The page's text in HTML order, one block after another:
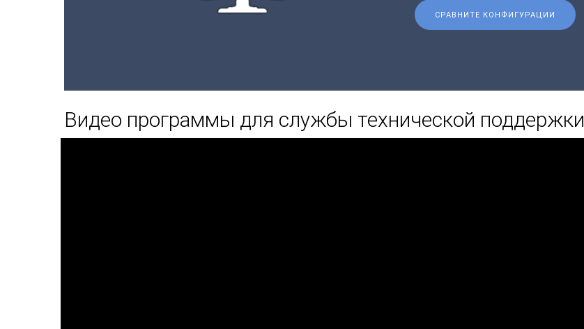
СРАВНИТЕ КОНФИГУРАЦИИ
Видео программы для службы технической поддержки